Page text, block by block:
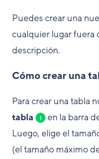
Puedes crear una
cualquier lugar fuera
descripción.
Cómo crear una
Para crear una tabla
tabla
1
en la barra
Luego, elige el
(el tamaño máximo